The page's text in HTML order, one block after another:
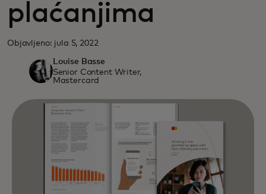
plaćanjima
Objavljeno: jula 5, 2022
Louise Basse
Senior Content Writer,
Mastercard